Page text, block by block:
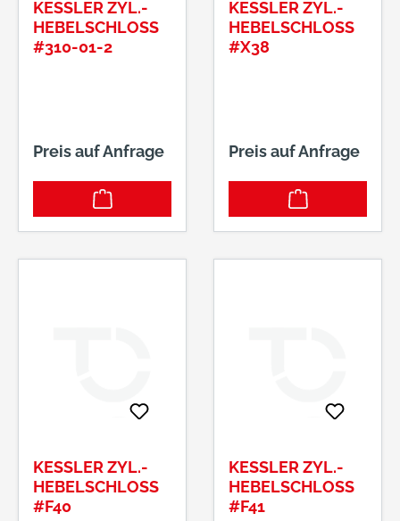
KESSLER ZYL.-
HEBELSCHLOSS
#310-01-2
Preis auf Anfrage
KESSLER ZYL.-
HEBELSCHLOSS
#X38
Preis auf Anfrage
KESSLER ZYL.-
HEBELSCHLOSS
#F40
KESSLER ZYL.-
HEBELSCHLOSS
#F41